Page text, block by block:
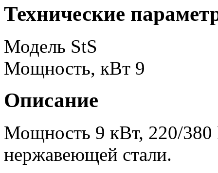
Технические
Модель StS
Мощность, кВт 9
Описание
Мощность 9 кВт, 220/
нержавеющей стали.